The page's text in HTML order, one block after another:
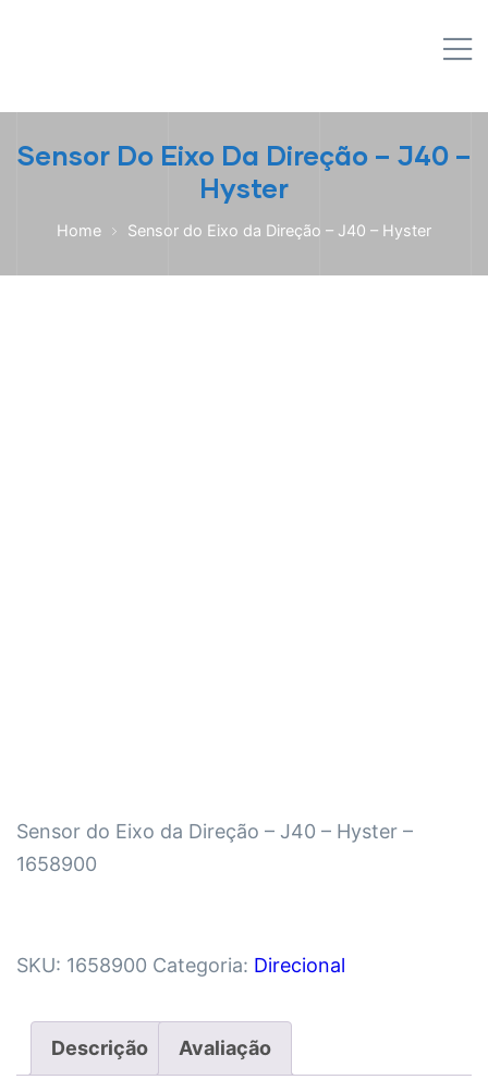
Sensor Do Eixo Da Direção – J40 –
Hyster
Home Sensor do Eixo da Direção – J40 – Hyster
Sensor do Eixo da Direção – J40 – Hyster –
1658900
SKU: 1658900 Categoria: Direcional
Descrição Avaliação